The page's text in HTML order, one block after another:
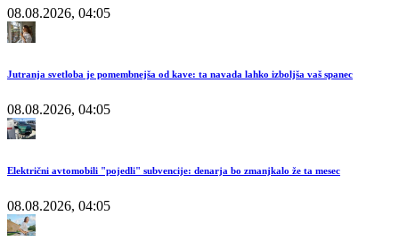
08.08.2026, 04:05
Jutranja svetloba je pomembnejša od kave: ta navada lahko izboljša vaš spanec
08.08.2026, 04:05
Električni avtomobili "pojedli" subvencije: denarja bo zmanjkalo že ta mesec
08.08.2026, 04:05